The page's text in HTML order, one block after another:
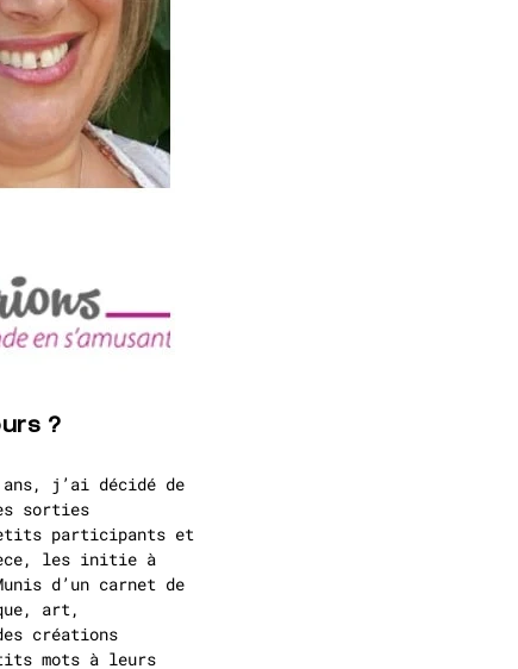
?
ans, j’ai décidé de
sorties
participants et
les initie à
d’un carnet de
art,
créations
mots à leurs